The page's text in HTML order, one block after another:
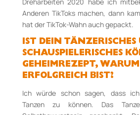
Anderen TikToks machen, dann
hat der TikTok-Wahn auch gepackt.
IST DEIN TÄNZERISCHES
SCHAUSPIELERISCHES
GEHEIMREZEPT, WARUM
ERFOLGREICH BIST?
Ich würde schon sagen, dass
Tanzen zu können. Das